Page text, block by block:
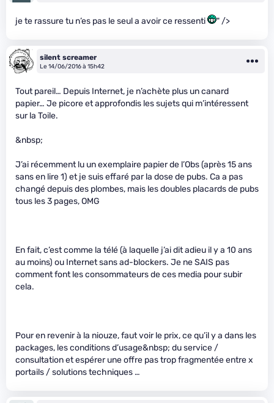
je te rassure tu n’es pas le seul a avoir ce ressenti " />
silent screamer
Le 14/06/2016 à 15h42
Tout pareil… Depuis Internet, je n’achète plus un canard
papier… Je picore et approfondis les sujets qui m’intéressent
sur la Toile.
&nbsp;
J’ai récemment lu un exemplaire papier de l’Obs (après 15 ans
sans en lire 1) et je suis effaré par la dose de pubs. Ca a pas
changé depuis des plombes, mais les doubles placards de pubs
tous les 3 pages, OMG
En fait, c’est comme la télé (à laquelle j’ai dit adieu il y a 10 ans
au moins) ou Internet sans ad-blockers. Je ne SAIS pas
comment font les consommateurs de ces media pour subir
cela.
Pour en revenir à la niouze, faut voir le prix, ce qu’il y a dans les
packages, les conditions d’usage&nbsp; du service /
consultation et espérer une offre pas trop fragmentée entre x
portails / solutions techniques …